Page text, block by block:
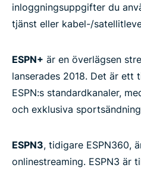
inloggningsuppgifter du
tjänst eller kabel-/
ESPN+ är en överlägsen
lanserades 2018. Det är ett
ESPN:s standardkanaler,
och exklusiva
ESPN3, tidigare ESPN360,
onlinestreaming. ESPN3 är